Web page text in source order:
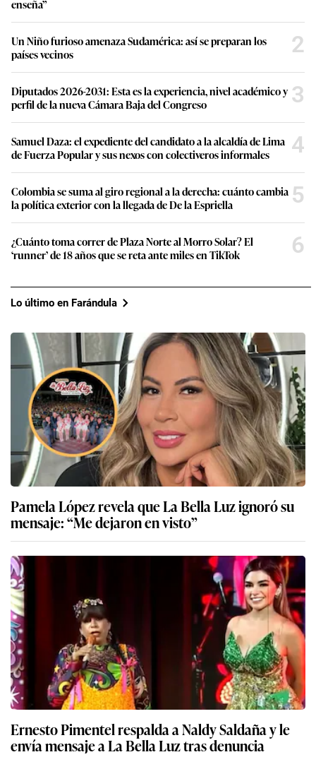
enseña”
Un Niño furioso amenaza Sudamérica: así se preparan los
países vecinos
2
Diputados 2026-2031: Esta es la experiencia, nivel académico y
perfil de la nueva Cámara Baja del Congreso
3
Samuel Daza: el expediente del candidato a la alcaldía de Lima
de Fuerza Popular y sus nexos con colectiveros informales
4
Colombia se suma al giro regional a la derecha: cuánto cambia
la política exterior con la llegada de De la Espriella
5
¿Cuánto toma correr de Plaza Norte al Morro Solar? El
‘runner’ de 18 años que se reta ante miles en TikTok
6
Lo último en Farándula
Pamela López revela que La Bella Luz ignoró su
mensaje: “Me dejaron en visto”
Ernesto Pimentel respalda a Naldy Saldaña y le
envía mensaje a La Bella Luz tras denuncia